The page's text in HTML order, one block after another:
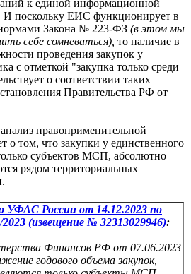
к единой информационной
И поскольку ЕИС функционирует в
Закона № 223-ФЗ (в этом мы
себе сомневаться), то наличие в
проведения закупок у
с отметкой "закупка только среди
о соответствии таких
Правительства РФ от
правоприменительной
о том, что закупки у единственного
субъектов МСП, абсолютно
рядом территориальных
УФАС России от 14.12.2023 по
(извещение № 32313029946):
Финансов РФ от 07.06.2023
годового объема закупок,